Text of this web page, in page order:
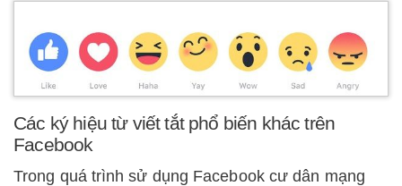
Các ký hiệu từ viết tắt phổ biến khác trên
Facebook
Trong quá trình sử dụng Facebook cư dân mạng